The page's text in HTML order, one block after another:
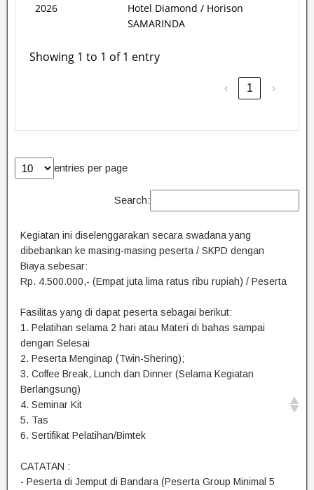
2026
Hotel Diamond / Horison
SAMARINDA
Showing 1 to 1 of 1 entry
‹ 1 ›
entries per page
Search:
Kegiatan ini diselenggarakan secara swadana yang
dibebankan ke masing-masing peserta / SKPD dengan
Biaya sebesar:
Rp. 4.500.000,- (Empat juta lima ratus ribu rupiah) / Peserta
Fasilitas yang di dapat peserta sebagai berikut:
1. Pelatihan selama 2 hari atau Materi di bahas sampai
dengan Selesai
2. Peserta Menginap (Twin-Shering);
3. Coffee Break, Lunch dan Dinner (Selama Kegiatan
Berlangsung)
4. Seminar Kit
5. Tas
6. Sertifikat Pelatihan/Bimtek
CATATAN :
- Peserta di Jemput di Bandara (Peserta Group Minimal 5